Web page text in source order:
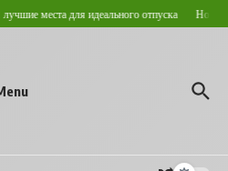
места для идеального отпуска